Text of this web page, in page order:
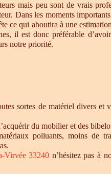
mais peu sont de vrais
Dans les moments
ce qui aboutira à une
il est donc préférable
notre priorité.
sortes de matériel divers et
du mobilier et des
polluants, moins de
Virvée 33240 n’hésitez pas à